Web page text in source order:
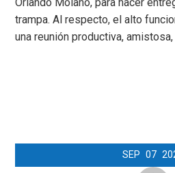
trampa. Al respecto, el alto
una reunión productiva,
SEP 07